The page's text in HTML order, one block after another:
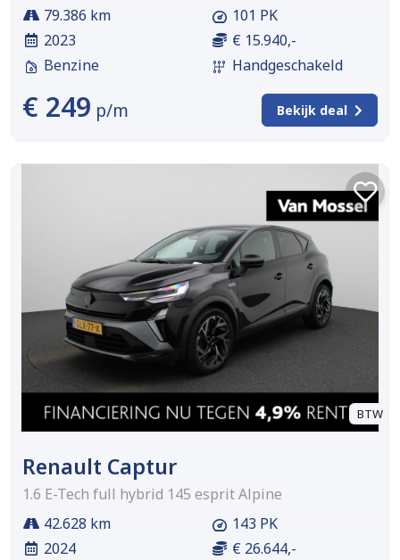
79.386 km
2023
Benzine
101 PK
€ 15.940,-
Handgeschakeld
€ 249 p/m Bekijk deal
BTW
Renault Captur
1.6 E-Tech full hybrid 145 esprit Alpine
42.628 km
2024
143 PK
€ 26.644,-